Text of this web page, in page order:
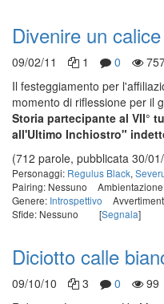
Divenire un
09/02/11 1 0
Il festeggiamento per
momento di riflessione per il
Storia partecipante al VII°
all'Ultimo Inchiostro"
(712 parole, pubblicata 30/
Personaggi: Regulus Black,
Pairing: Nessuno
Genere: Introspettivo
Sfide: Nessuno
[Segnala]
Diciotto calle
09/10/10 3 0 99